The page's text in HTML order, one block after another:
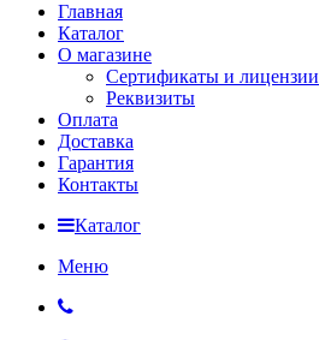
Главная
Каталог
О магазине
Сертификаты и лицензии
Реквизиты
Оплата
Доставка
Гарантия
Контакты
Каталог
Меню